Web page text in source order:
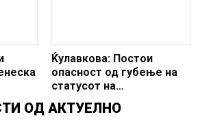
Ќулавкова: Постои
опасност од губење на
статусот на
македонскиот јазик
ОД АКТУЕЛНО